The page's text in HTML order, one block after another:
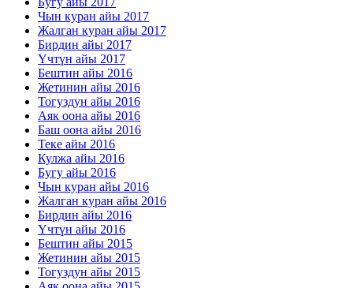
Чын куран айы 2017
Жалган куран айы 2017
Бирдин айы 2017
Үчтүн айы 2017
Бештин айы 2016
Жетинин айы 2016
Тогуздун айы 2016
Аяк оона айы 2016
Баш оона айы 2016
Теке айы 2016
Кулжа айы 2016
Бугу айы 2016
Чын куран айы 2016
Жалган куран айы 2016
Бирдин айы 2016
Үчтүн айы 2016
Бештин айы 2015
Жетинин айы 2015
Тогуздун айы 2015